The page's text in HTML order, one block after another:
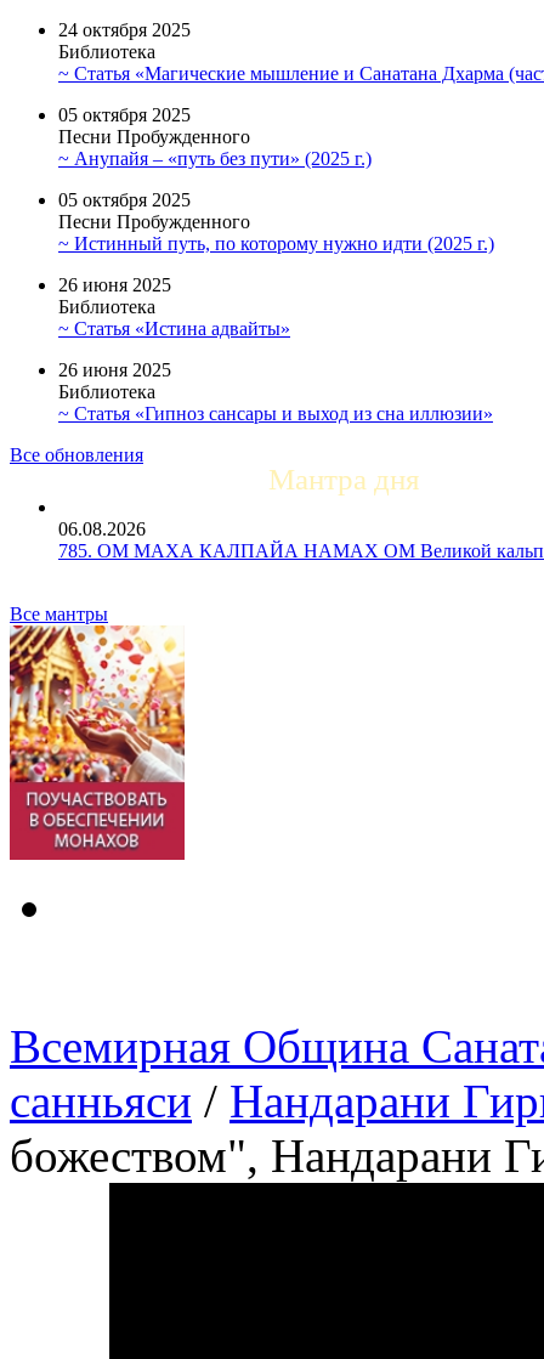
24 октября 2025
Библиотека
~ Статья «Магические мышление и Санатана Дхарма
05 октября 2025
Песни Пробужденного
~ Анупайя – «путь без пути» (2025 г.)
05 октября 2025
Песни Пробужденного
~ Истинный путь, по которому нужно идти (2025 г.)
26 июня 2025
Библиотека
~ Статья «Истина адвайты»
26 июня 2025
Библиотека
~ Статья «Гипноз сансары и выход из сна иллюзии»
Все обновления
Мантра дня
06.08.2026
785. ОМ МАХА КАЛПАЙА НАМАХ ОМ Великой кальпе
Все мантры
Всемирная Община
санньяси / Нандарани
божеством", Нандарани